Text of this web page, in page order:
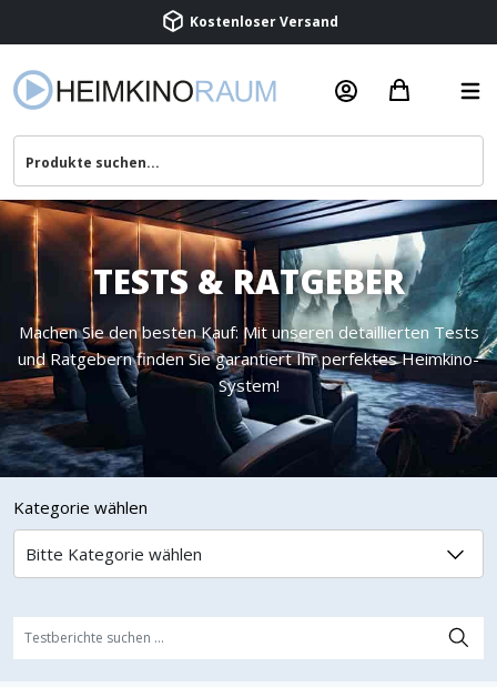
Beratung & Service
TESTS & RATGEBER
Machen Sie den besten Kauf: Mit unseren detaillierten Tests
und Ratgebern finden Sie garantiert Ihr perfektes Heimkino-
System!
Kategorie wählen